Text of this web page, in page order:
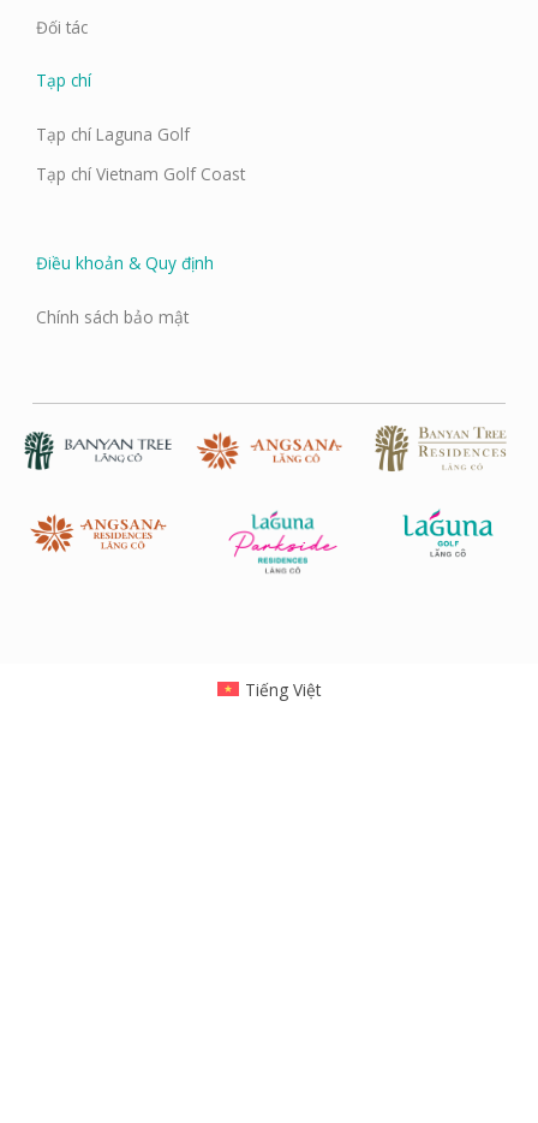
Đối tác
Tạp chí
Tạp chí Laguna Golf
Tạp chí Vietnam Golf Coast
Điều khoản & Quy định
Chính sách bảo mật
Tiếng Việt